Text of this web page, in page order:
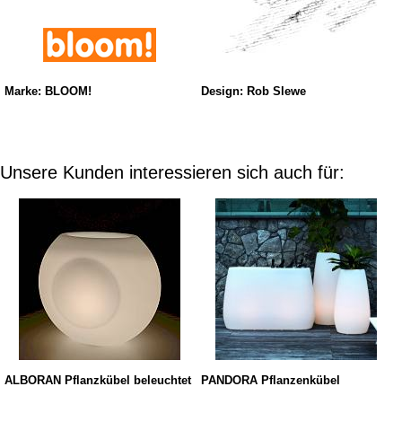
Marke: BLOOM! Design: Rob Slewe
Unsere Kunden interessieren sich auch für:
ALBORAN Pflanzkübel beleuchtet PANDORA Pflanzenkübel